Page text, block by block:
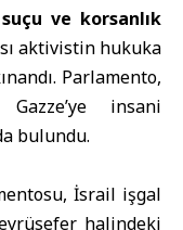
ve korsanlık
aktivistin hukuka
Parlamento,
insani
bulundu.
, İsrail işgal
halindeki